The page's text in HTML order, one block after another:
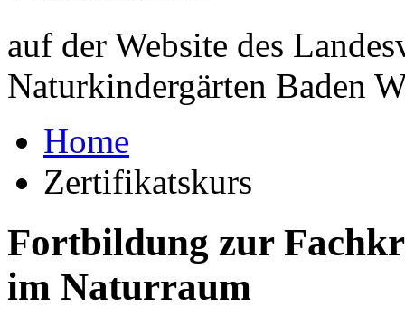
auf der Website des
Naturkindergärten Baden
Home
Zertifikatskurs
Fortbildung zur
im Naturraum